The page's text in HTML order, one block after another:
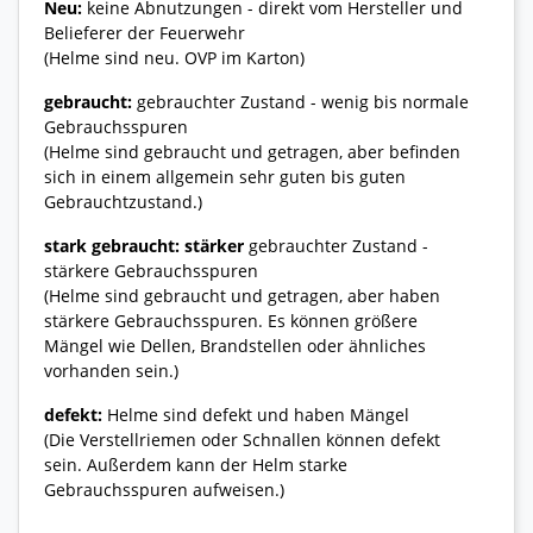
Neu: keine Abnutzungen - direkt vom Hersteller und
Belieferer der Feuerwehr
(Helme sind neu. OVP im Karton)
gebraucht: gebrauchter Zustand - wenig bis normale
Gebrauchsspuren
(Helme sind gebraucht und getragen, aber befinden
sich in einem allgemein sehr guten bis guten
Gebrauchtzustand.)
stark gebraucht: stärker gebrauchter Zustand -
stärkere Gebrauchsspuren
(Helme sind gebraucht und getragen, aber haben
stärkere Gebrauchsspuren. Es können größere
Mängel wie Dellen, Brandstellen oder ähnliches
vorhanden sein.)
defekt: Helme sind defekt und haben Mängel
(Die Verstellriemen oder Schnallen können defekt
sein. Außerdem kann der Helm starke
Gebrauchsspuren aufweisen.)